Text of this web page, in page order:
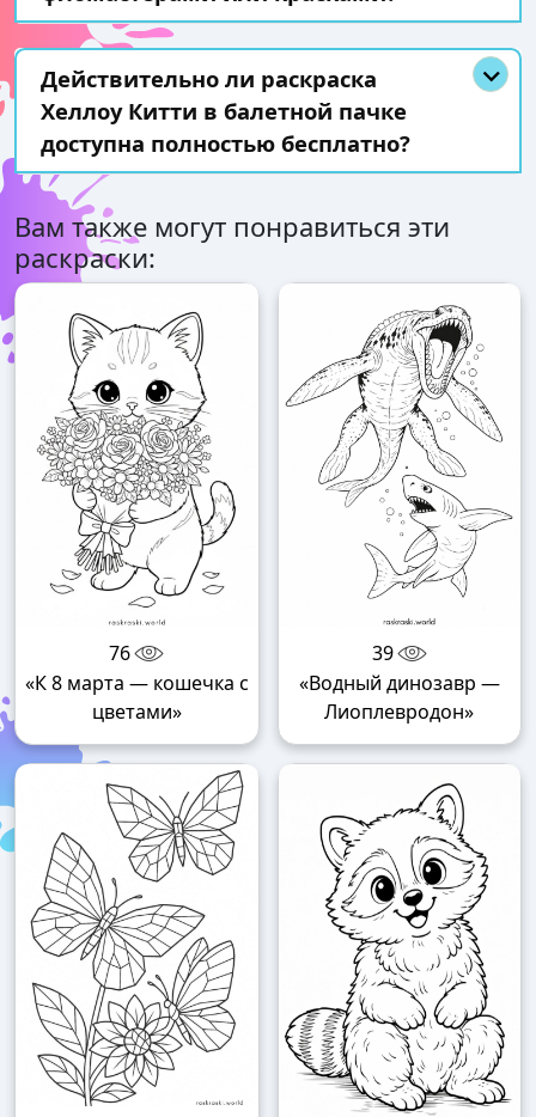
Действительно ли раскраска
Хеллоу Китти в балетной пачке
доступна полностью бесплатно?
Вам также могут понравиться эти
раскраски:
76
«К 8 марта — кошечка с
цветами»
39
«Водный динозавр —
Лиоплевродон»